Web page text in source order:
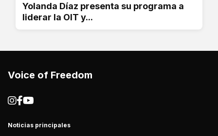
Yolanda Díaz presenta su programa a
liderar la OIT y...
Voice of Freedom
Noticias principales